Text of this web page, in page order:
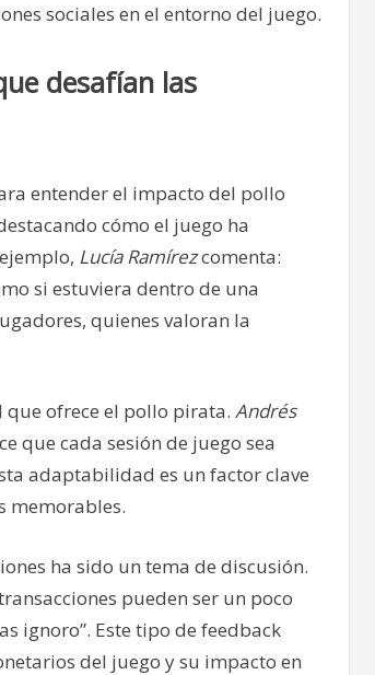
sociales en el entorno del juego.
desafían las
entender el impacto del pollo
cómo el juego ha
Lucía Ramírezcomenta:
si estuviera dentro de una
quienes valoran la
ofrece el pollo pirata. Andrés
que cada sesión de juego sea
adaptabilidad es un factor clave
memorables.
ha sido un tema de discusión.
pueden ser un poco
ignoro”. Este tipo de feedback
del juego y su impacto en